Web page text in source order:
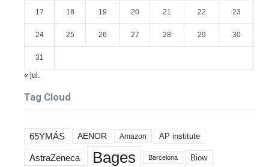
17 18 19 20 21 22 23
24 25 26 27 28 29 30
31
« jul.
Tag Cloud
65YMÁS AENOR Amazon AP institute
AstraZeneca Bages Barcelona Biow